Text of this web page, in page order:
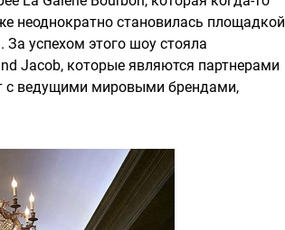
неоднократно становилась площадкой
. За успехом этого шоу стояла
Jacob, которые являются партнерами
с ведущими мировыми брендами,